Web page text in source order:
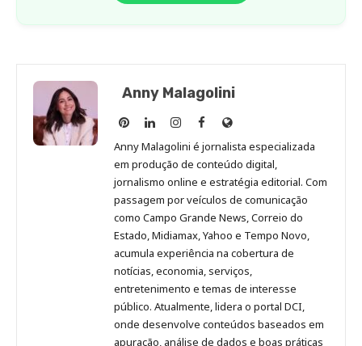
Anny Malagolini
Anny
Malagolini
no
Pinterest
Anny
Malagolini
no
LinkedIn
Anny
Malagolini
no
Instagram
Anny
Malagolini
no
Facebook
Site
de
Anny
Malagolini
Anny Malagolini é jornalista especializada
em produção de conteúdo digital,
jornalismo online e estratégia editorial. Com
passagem por veículos de comunicação
como Campo Grande News, Correio do
Estado, Midiamax, Yahoo e Tempo Novo,
acumula experiência na cobertura de
notícias, economia, serviços,
entretenimento e temas de interesse
público. Atualmente, lidera o portal DCI,
onde desenvolve conteúdos baseados em
apuração, análise de dados e boas práticas